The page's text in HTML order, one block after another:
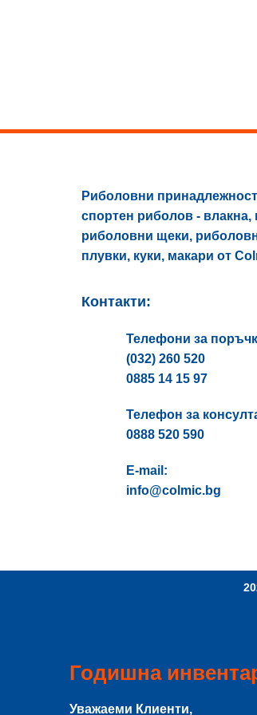
page
Риболовни
спортен риболов - влакна,
риболовни щеки,
плувки, куки, макари от
Контакти:
Телефони за
(032) 260 520
0885 14 15 97
Телефон за
0888 520 590
E-mail:
info@colmic.bg
Годишна
Уважаеми Клиенти,